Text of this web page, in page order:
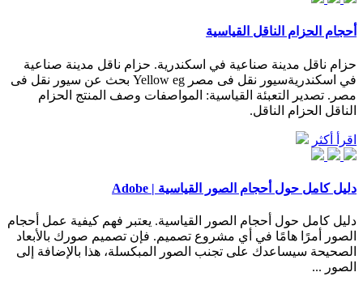
أحجام الحزام الناقل القياسية
حزام ناقل مدينة صناعية في اسكندرية. حزام ناقل مدينة صناعية
في اسكندريةسيور نقل فى مصر Yellow eg بحث عن سيور نقل فى
مصر. تصدير التعبئة القياسية: المواصفات وصف المنتج الحزام
الناقل الحزام الناقل.
اقرأ أكثر
دليل كامل حول أحجام الصور القياسية | Adobe
دليل كامل حول أحجام الصور القياسية. يعتبر فهم كيفية عمل أحجام
الصور أمرًا هامًا في أي مشروع تصميم. فإن تصميم صورك بالأبعاد
الصحيحة سيساعدك على تجنب الصور المبكسلة، هذا بالإضافة إلى
الصور ...